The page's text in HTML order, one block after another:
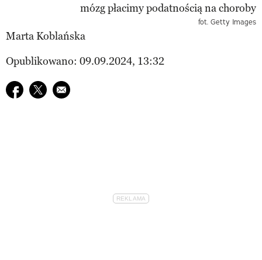
fot. Getty Images
Marta Koblańska
Opublikowano: 09.09.2024, 13:32
Udostępnij na facebook
Udostępnij na twitter
E-mail do przyjaciela